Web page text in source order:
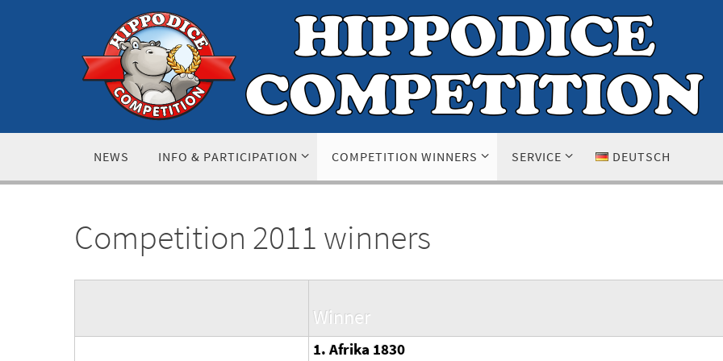
content
NEWS INFO & PARTICIPATION COMPETITION WINNERS SERVICE DEUTSCH
Competition 2011 winners
Winner
1. Afrika 1830